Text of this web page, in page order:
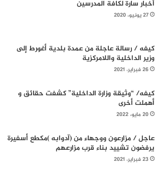
أخبار سارة لكافة المدرسين
27 يونيو، 2020
كيفه / رسالة عاجلة من عمدة بلدية أغورط إلى
وزير الداخلية واللامركزية
26 فبراير، 2021
كيفه/ “وثيقة وزارة الداخلية” كشفت حقائق و
أهملت أخرى
20 مايو، 2022
عاجل / مزارعون ووجهاء من (آدوابه )مكطع أسفيرة
يرفضون تشييد بناء قرب مزارعهم
23 فبراير، 2021